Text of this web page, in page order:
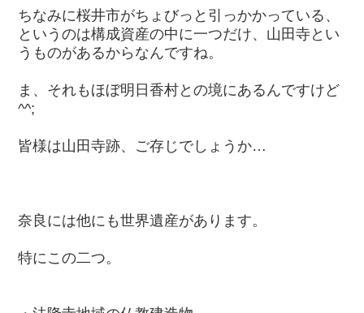
ちなみに桜井市がちょびっと引っかかっている、
というのは構成資産の中に一つだけ、山田寺とい
うものがあるからなんですね。
ま、それもほぼ明日香村との境にあるんですけど
^^;
皆様は山田寺跡、ご存じでしょうか…
奈良には他にも世界遺産があります。
特にこの二つ。